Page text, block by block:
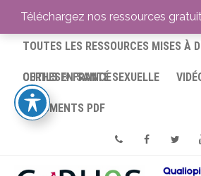
ACCUEIL
TOUTES LES RESSOURCES MISES À
CERHES® FRANCE
OUTILS EN SANTÉ SEXUELLE
DOCUMENTS PDF
PhoneFacebookTwitter
Téléchargez nos ressources